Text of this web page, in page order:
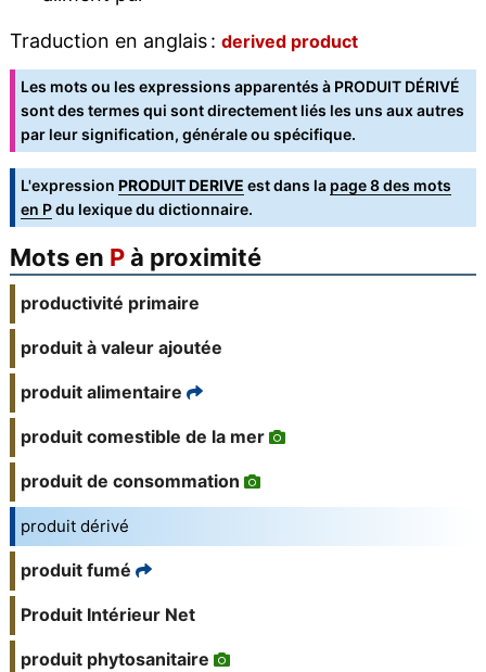
Traduction en anglais : derived product
Les mots ou les expressions apparentés à PRODUIT DÉRIVÉ
sont des termes qui sont directement liés les uns aux autres
par leur signification, générale ou spécifique.
L'expression PRODUIT DERIVE est dans la page 8 des mots
en Pdu lexique du dictionnaire.
Mots en Pà proximité
productivité primaire
produit à valeur ajoutée
produit alimentaire
produit comestible de la mer
produit de consommation
produit dérivé
produit fumé
Produit Intérieur Net
produit phytosanitaire